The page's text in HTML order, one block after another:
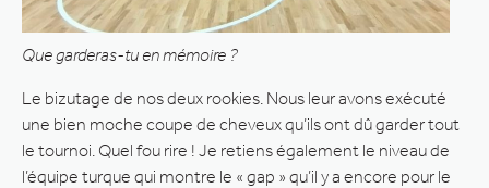
Que garderas-tu en mémoire ?
Le bizutage de nos deux rookies. Nous leur avons exécuté
une bien moche coupe de cheveux qu’ils ont dû garder tout
le tournoi. Quel fou rire ! Je retiens également le niveau de
l’équipe turque qui montre le « gap » qu’il y a encore pour le